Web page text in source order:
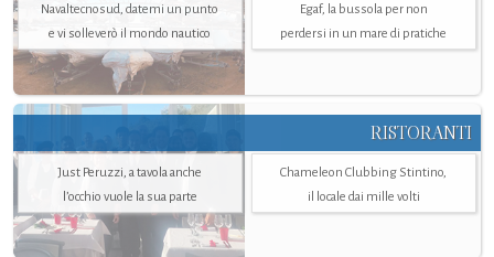
Navaltecnosud, datemi un punto
e vi solleverò il mondo nautico
Egaf, la bussola per non
perdersi in un mare di pratiche
RISTORANTI
Just Peruzzi, a tavola anche
l’occhio vuole la sua parte
Chameleon Clubbing Stintino,
il locale dai mille volti